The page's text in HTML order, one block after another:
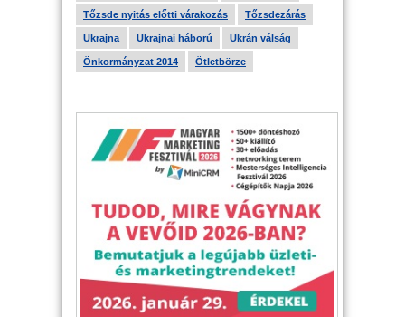
Tőzsde nyitás előtti várakozás Tőzsdezárás
Ukrajna Ukrajnai háború Ukrán válság
Önkormányzat 2014 Ötletbörze